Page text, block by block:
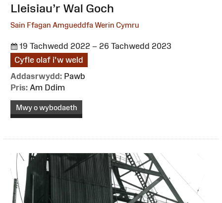
:Lleisiau’r Wal Goch
Sain Ffagan Amgueddfa Werin Cymru
19 Tachwedd 2022 – 26 Tachwedd 2023
Cyfle olaf i'w weld
Addasrwydd: Pawb
Pris: Am Ddim
Mwy o wybodaeth